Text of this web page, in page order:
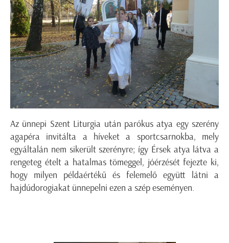
Az ünnepi Szent Liturgia után parókus atya egy szerény
agapéra invitálta a híveket a sportcsarnokba, mely
egyáltalán nem sikerült szerényre; így Érsek atya látva a
rengeteg ételt a hatalmas tömeggel, jóérzését fejezte ki,
hogy milyen példaértékű és felemelő együtt látni a
hajdúdorogiakat ünnepelni ezen a szép eseményen.